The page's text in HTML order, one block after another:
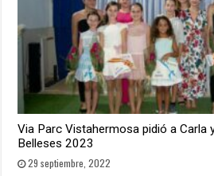
Via Parc Vistahermosa pidió a Carla
Belleses 2023
29 septiembre, 2022